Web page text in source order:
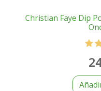
Christian Faye Dip